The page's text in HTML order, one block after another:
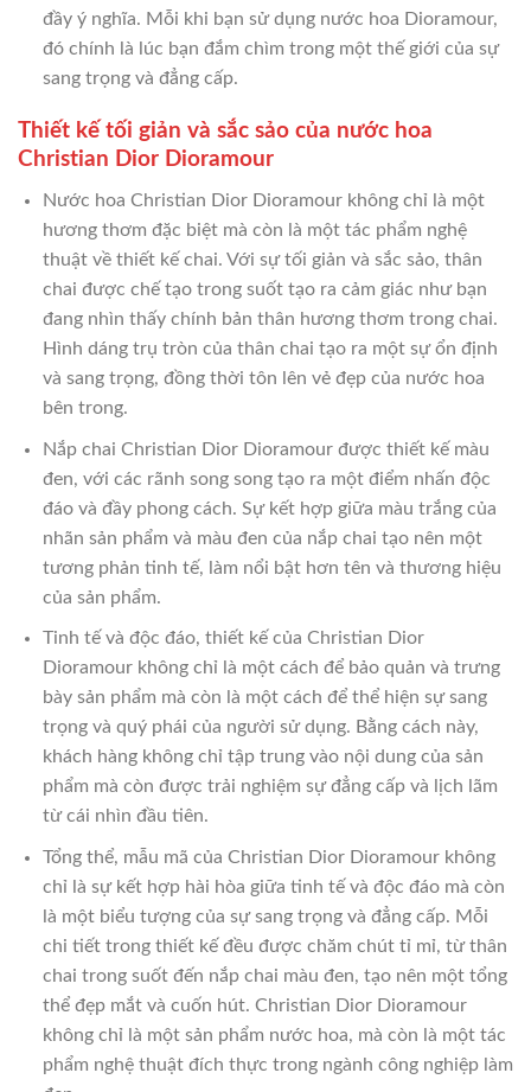
đầy ý nghĩa. Mỗi khi bạn sử dụng nước hoa Dioramour,
đó chính là lúc bạn đắm chìm trong một thế giới của sự
sang trọng và đẳng cấp.
Thiết kế tối giản và sắc sảo của nước hoa
Christian Dior Dioramour
Nước hoa Christian Dior Dioramour không chỉ là một
hương thơm đặc biệt mà còn là một tác phẩm nghệ
thuật về thiết kế chai. Với sự tối giản và sắc sảo, thân
chai được chế tạo trong suốt tạo ra cảm giác như bạn
đang nhìn thấy chính bản thân hương thơm trong chai.
Hình dáng trụ tròn của thân chai tạo ra một sự ổn định
và sang trọng, đồng thời tôn lên vẻ đẹp của nước hoa
bên trong.
Nắp chai Christian Dior Dioramour được thiết kế màu
đen, với các rãnh song song tạo ra một điểm nhấn độc
đáo và đầy phong cách. Sự kết hợp giữa màu trắng của
nhãn sản phẩm và màu đen của nắp chai tạo nên một
tương phản tinh tế, làm nổi bật hơn tên và thương hiệu
của sản phẩm.
Tinh tế và độc đáo, thiết kế của Christian Dior
Dioramour không chỉ là một cách để bảo quản và trưng
bày sản phẩm mà còn là một cách để thể hiện sự sang
trọng và quý phái của người sử dụng. Bằng cách này,
khách hàng không chỉ tập trung vào nội dung của sản
phẩm mà còn được trải nghiệm sự đẳng cấp và lịch lãm
từ cái nhìn đầu tiên.
Tổng thể, mẫu mã của Christian Dior Dioramour không
chỉ là sự kết hợp hài hòa giữa tinh tế và độc đáo mà còn
là một biểu tượng của sự sang trọng và đẳng cấp. Mỗi
chi tiết trong thiết kế đều được chăm chút tỉ mỉ, từ thân
chai trong suốt đến nắp chai màu đen, tạo nên một tổng
thể đẹp mắt và cuốn hút. Christian Dior Dioramour
không chỉ là một sản phẩm nước hoa, mà còn là một tác
phẩm nghệ thuật đích thực trong ngành công nghiệp làm